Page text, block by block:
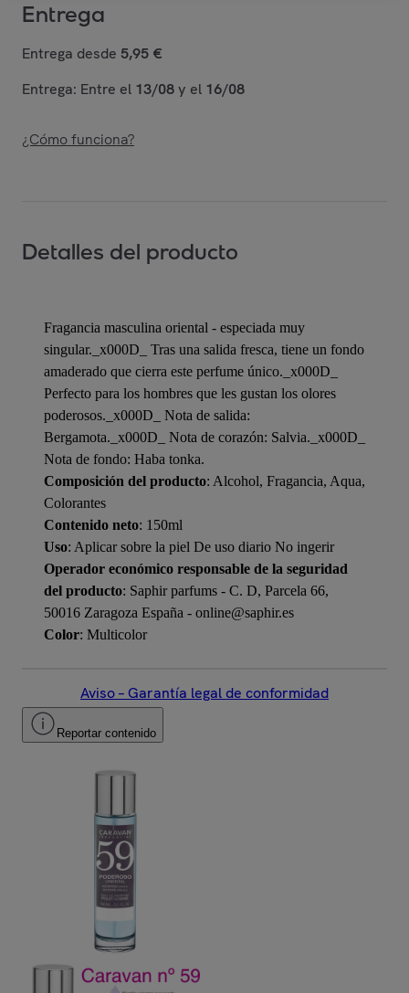
Entrega
Entrega desde 5,95 €
Entrega: Entre el 13/08y el 16/08
¿Cómo funciona?
Detalles del producto
Fragancia masculina oriental - especiada muy
singular._x000D_ Tras una salida fresca, tiene un fondo
amaderado que cierra este perfume único._x000D_
Perfecto para los hombres que les gustan los olores
poderosos._x000D_ Nota de salida:
Bergamota._x000D_ Nota de corazón: Salvia._x000D_
Nota de fondo: Haba tonka.
Composición del producto: Alcohol, Fragancia, Aqua,
Colorantes
Contenido neto: 150ml
Uso: Aplicar sobre la piel De uso diario No ingerir
Operador económico responsable de la seguridad
del producto: Saphir parfums - C. D, Parcela 66,
50016 Zaragoza España - online@saphir.es
Color: Multicolor
Aviso – Garantía legal de conformidad
Reportar contenido